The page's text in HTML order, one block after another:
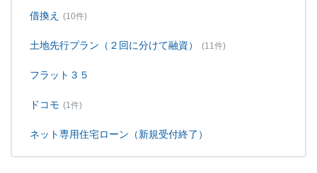
借換え (10件)
土地先行プラン（２回に分けて融資） (11件)
フラット３５
ドコモ (1件)
ネット専用住宅ローン（新規受付終了）